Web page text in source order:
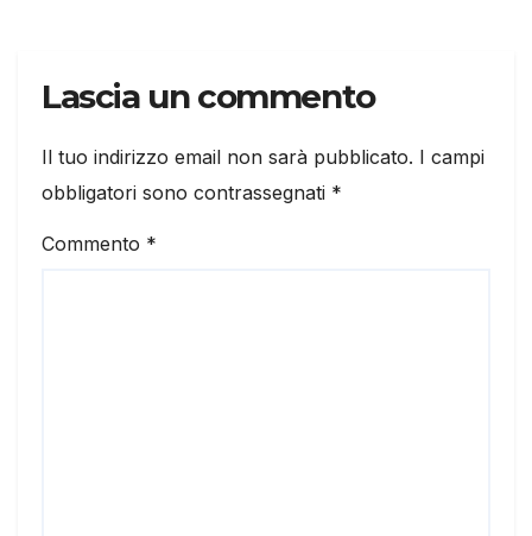
Lascia un commento
Il tuo indirizzo email non sarà pubblicato. I campi
obbligatori sono contrassegnati *
Commento *